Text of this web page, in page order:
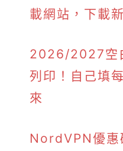
載網站，下載
2026/2027空
列印！自己填
來
NordVPN優惠